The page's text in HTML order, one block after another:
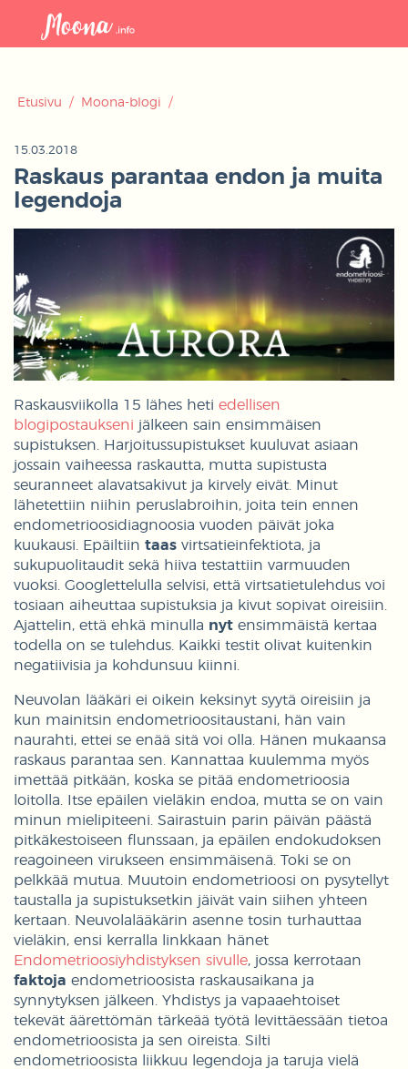
Etusivu / Moona-blogi /
15.03.2018
Raskaus parantaa endon ja muita
legendoja
Raskausviikolla 15 lähes heti edellisen
blogipostaukseni jälkeen sain ensimmäisen
supistuksen. Harjoitussupistukset kuuluvat asiaan
jossain vaiheessa raskautta, mutta supistusta
seuranneet alavatsakivut ja kirvely eivät. Minut
lähetettiin niihin peruslabroihin, joita tein ennen
endometrioosidiagnoosia vuoden päivät joka
kuukausi. Epäiltiin taas virtsatieinfektiota, ja
sukupuolitaudit sekä hiiva testattiin varmuuden
vuoksi. Googlettelulla selvisi, että virtsatietulehdus voi
tosiaan aiheuttaa supistuksia ja kivut sopivat oireisiin.
Ajattelin, että ehkä minulla nyt ensimmäistä kertaa
todella on se tulehdus. Kaikki testit olivat kuitenkin
negatiivisia ja kohdunsuu kiinni.
Neuvolan lääkäri ei oikein keksinyt syytä oireisiin ja
kun mainitsin endometrioositaustani, hän vain
naurahti, ettei se enää sitä voi olla. Hänen mukaansa
raskaus parantaa sen. Kannattaa kuulemma myös
imettää pitkään, koska se pitää endometrioosia
loitolla. Itse epäilen vieläkin endoa, mutta se on vain
minun mielipiteeni. Sairastuin parin päivän päästä
pitkäkestoiseen flunssaan, ja epäilen endokudoksen
reagoineen virukseen ensimmäisenä. Toki se on
pelkkää mutua. Muutoin endometrioosi on pysytellyt
taustalla ja supistuksetkin jäivät vain siihen yhteen
kertaan. Neuvolalääkärin asenne tosin turhauttaa
vieläkin, ensi kerralla linkkaan hänet
Endometrioosiyhdistyksen sivulle, jossa kerrotaan
faktoja endometrioosista raskausaikana ja
synnytyksen jälkeen. Yhdistys ja vapaaehtoiset
tekevät äärettömän tärkeää työtä levittäessään tietoa
endometrioosista ja sen oireista. Silti
endometrioosista liikkuu legendoja ja taruja vielä